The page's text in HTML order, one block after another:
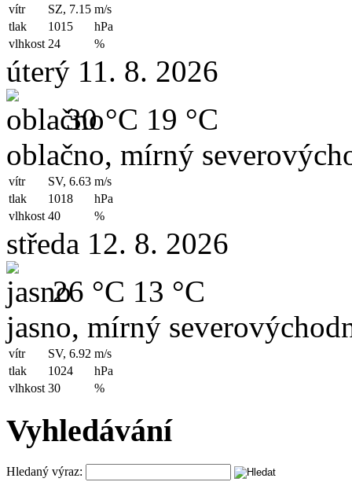
vítr SZ, 7.15 m/s
tlak
1015
hPa
vlhkost 24 %
úterý 11. 8. 2026
30 °C 19 °C
oblačno, mírný
vítr SV, 6.63 m/s
tlak
1018
hPa
vlhkost 40 %
středa 12. 8. 2026
26 °C 13 °C
jasno, mírný
vítr SV, 6.92 m/s
tlak
1024
hPa
vlhkost 30 %
Vyhledávání
Hledaný výraz: